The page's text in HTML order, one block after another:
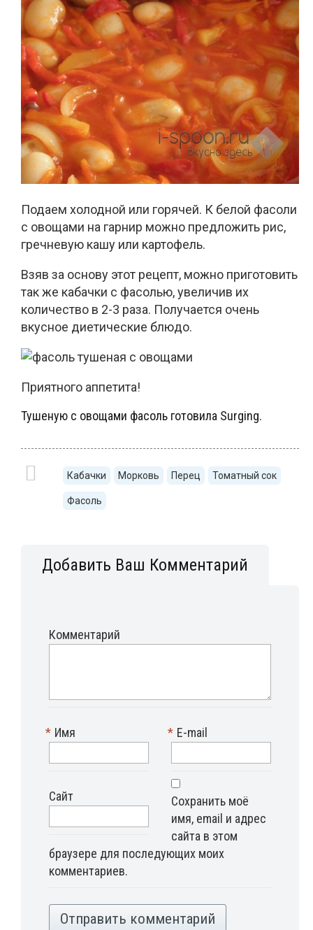
Подаем холодной или горячей. К белой фасоли
с овощами на гарнир можно предложить рис,
гречневую кашу или картофель.
Взяв за основу этот рецепт, можно приготовить
так же кабачки с фасолью, увеличив их
количество в 2-3 раза. Получается очень
вкусное диетические блюдо.
Приятного аппетита!
Тушеную с овощами фасоль готовила Surging.
Кабачки Морковь Перец Томатный сок
Фасоль
Добавить Ваш Комментарий
Комментарий
Имя
* E-mail
*
Сайт
Сохранить моё
имя, email и адрес
сайта в этом
браузере для последующих моих
комментариев.